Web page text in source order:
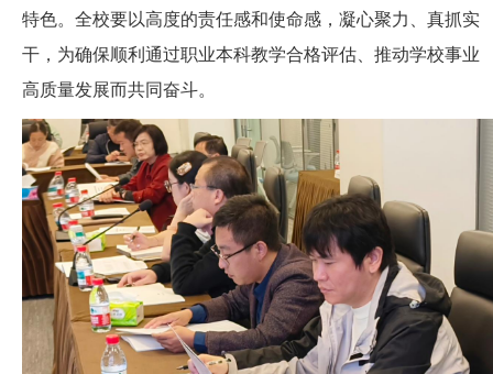
特色。全校要以高度的责任感和使命感，凝心聚力、真抓实
干，为确保顺利通过职业本科教学合格评估、推动学校事业
高质量发展而共同奋斗。